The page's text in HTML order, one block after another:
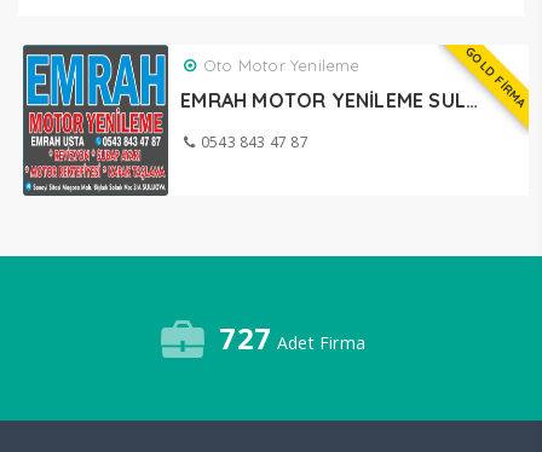
GOLD FİRMA
Oto Motor Yenileme
EMRAH MOTOR YENİLEME SULUOVA
0543 843 47 87
727 Adet Firma